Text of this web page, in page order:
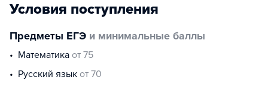
Условия поступления
Предметы ЕГЭ и минимальные баллы
математика от 75
русский язык от 70